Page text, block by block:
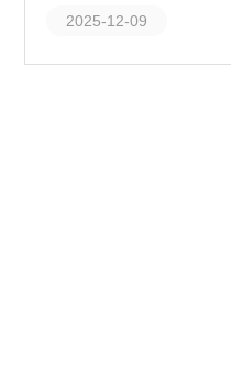
2025-12-09